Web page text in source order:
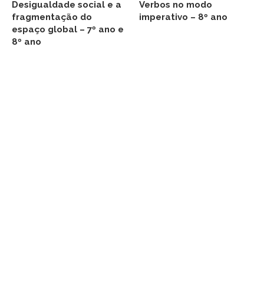
Desigualdade social e a
fragmentação do
espaço global – 7º ano e
8º ano
Verbos no modo
imperativo – 8º ano